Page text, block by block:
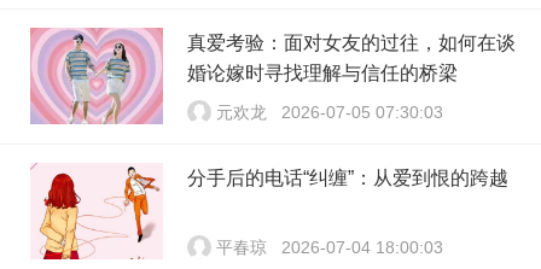
真爱考验：面对女友的过往，如何在谈
婚论嫁时寻找理解与信任的桥梁
元欢龙 2026-07-05 07:30:03
分手后的电话“纠缠”：从爱到恨的跨越
平春琼 2026-07-04 18:00:03